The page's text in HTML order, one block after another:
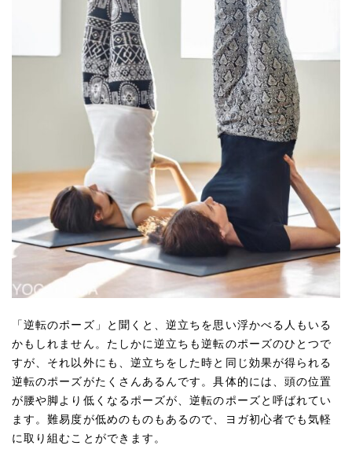
「逆転のポーズ」と聞くと、逆立ちを思い浮かべる人もいる
かもしれません。たしかに逆立ちも逆転のポーズのひとつで
すが、それ以外にも、逆立ちをした時と同じ効果が得られる
逆転のポーズがたくさんあるんです。具体的には、頭の位置
が腰や脚より低くなるポーズが、逆転のポーズと呼ばれてい
ます。難易度が低めのものもあるので、ヨガ初心者でも気軽
に取り組むことができます。